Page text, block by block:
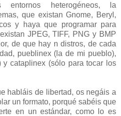
heterogéneos, la
que existan Gnome, Beryl,
y haya que programar para
JPEG, TIFF, PNG y BMP
de que hay n distros, de cada
pueblinex (la de mi pueblo),
y cataplinex (sólo para tocar los
habláis de libertad, os negáis a
un formato, porqué sabéis que
en un estándar, como lo es